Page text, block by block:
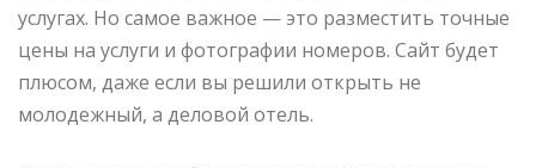
услугах. Но самое важное — это разместить точные
цены на услуги и фотографии номеров. Сайт будет
плюсом, даже если вы решили открыть не
молодежный, а деловой отель.